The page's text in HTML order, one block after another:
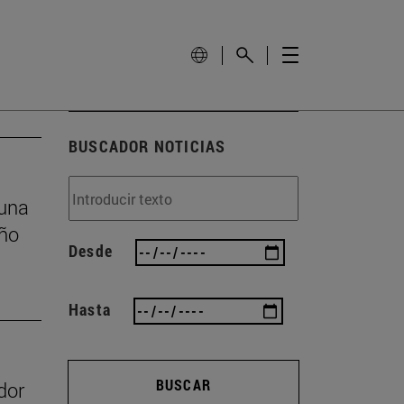
BUSCADOR NOTICIAS
Desde
Hasta
BUSCAR